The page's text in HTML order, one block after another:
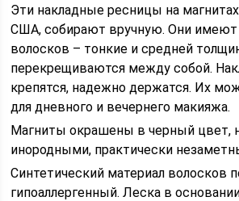
Эти накладные ресницы на
США, собирают вручную. Они имеют
волосков – тонкие и средней
перекрещиваются между собой.
крепятся, надежно держатся. Их
для дневного и вечернего макияжа.
Магниты окрашены в черный цвет,
инородными, практически
Синтетический материал волосков
гипоаллергенный. Леска в